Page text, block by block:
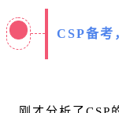
CSP备考